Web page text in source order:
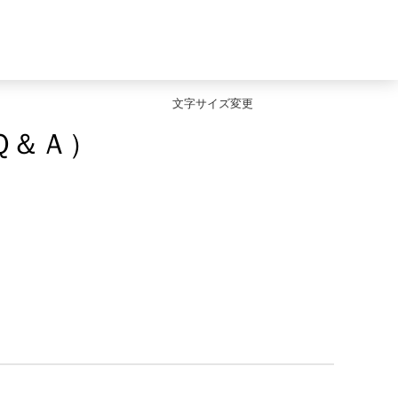
文字サイズ変更
Ａ）